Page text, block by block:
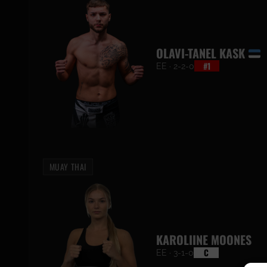
OLAVI-TANEL KASK
EE · 2-2-0 #1
MUAY THAI
KAROLIINE MOONES
EE · 3-1-0 C